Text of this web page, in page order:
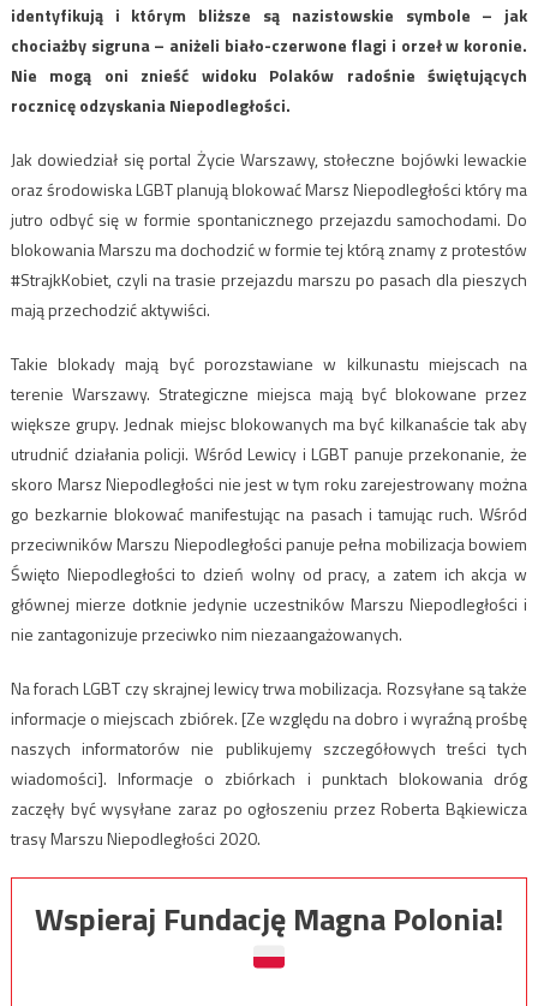
identyfikują i którym bliższe są nazistowskie symbole – jak
chociażby sigruna – aniżeli biało-czerwone flagi i orzeł w koronie.
Nie mogą oni znieść widoku Polaków radośnie świętujących
rocznicę odzyskania Niepodległości.
Jak dowiedział się portal Życie Warszawy, stołeczne bojówki lewackie
oraz środowiska LGBT planują blokować Marsz Niepodległości który ma
jutro odbyć się w formie spontanicznego przejazdu samochodami. Do
blokowania Marszu ma dochodzić w formie tej którą znamy z protestów
#StrajkKobiet, czyli na trasie przejazdu marszu po pasach dla pieszych
mają przechodzić aktywiści.
Takie blokady mają być porozstawiane w kilkunastu miejscach na
terenie Warszawy. Strategiczne miejsca mają być blokowane przez
większe grupy. Jednak miejsc blokowanych ma być kilkanaście tak aby
utrudnić działania policji. Wśród Lewicy i LGBT panuje przekonanie, że
skoro Marsz Niepodległości nie jest w tym roku zarejestrowany można
go bezkarnie blokować manifestując na pasach i tamując ruch. Wśród
przeciwników Marszu Niepodległości panuje pełna mobilizacja bowiem
Święto Niepodległości to dzień wolny od pracy, a zatem ich akcja w
głównej mierze dotknie jedynie uczestników Marszu Niepodległości i
nie zantagonizuje przeciwko nim niezaangażowanych.
Na forach LGBT czy skrajnej lewicy trwa mobilizacja. Rozsyłane są także
informacje o miejscach zbiórek. [Ze względu na dobro i wyraźną prośbę
naszych informatorów nie publikujemy szczegółowych treści tych
wiadomości]. Informacje o zbiórkach i punktach blokowania dróg
zaczęły być wysyłane zaraz po ogłoszeniu przez Roberta Bąkiewicza
trasy Marszu Niepodległości 2020.
Wspieraj Fundację Magna Polonia!